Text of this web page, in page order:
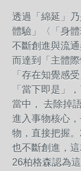
透過「綿延」
體驗」〈「身
不斷創進與流
而達到「主體
「存在知覺感
「當下即是」
當中， 去除掉
進入事物核心
物，直接把握。
也不斷創進，
26柏格森認為